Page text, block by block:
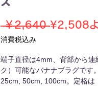
￥2,640 通
格
¥2,508
消費税込み
端子直径は4mm、背部から連
ク）可能なバナナプラグです
25cm, 50cm, 100cm。定格は